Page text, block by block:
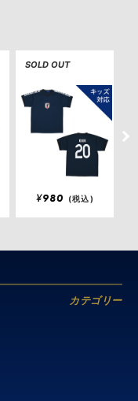
SOLD OUT
¥980 (税込)
カテゴリー